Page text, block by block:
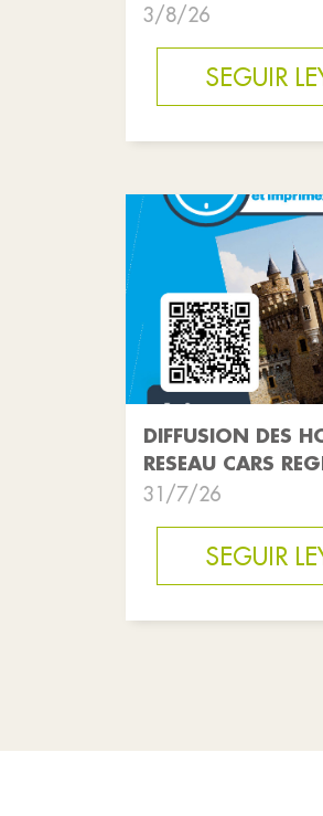
3/8/26
SEGUIR
DIFFUSION DES
RESEAU CARS
31/7/26
SEGUIR